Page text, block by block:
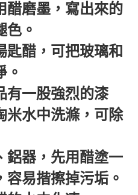
醋磨墨，寫出來的
色。
匙醋，可把玻璃和
。
有一股強烈的漆
米水中洗滌，可除
鋁器，先用醋塗一
易揩擦掉污垢。